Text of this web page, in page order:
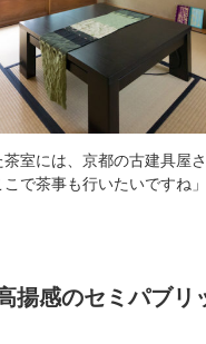
室には、京都の古建具屋
で茶事も行いたいですね
揚感のセミパブリ